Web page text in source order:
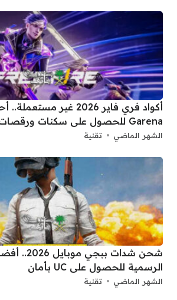
أكواد فري فاير 2026 غير
Garena للحصول على سكنات ورقصات ومكافآت
الشهر الماضي تقنية
شحن شدات ببجي
الرسمية للحصول على UC بأمان
الشهر الماضي تقنية